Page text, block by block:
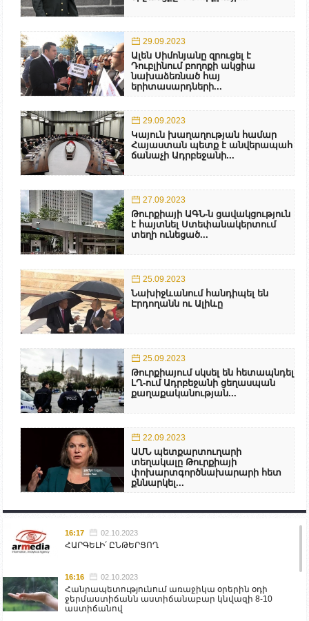
29.09.2023
Ալեն Սիմոնյանը զրուցել է
Դուբլինում բողոքի ակցիա
նախաձեռնած հայ
երիտասարդների...
29.09.2023
Կայուն խաղաղության համար
Հայաստան պետք է անվերապահ
ճանաչի Ադրբեջանի...
27.09.2023
Թուրքիայի ԱԳՆ-ն ցավակցություն
է հայտնել Ստեփանակերտում
տեղի ունեցած...
25.09.2023
Նախիջևանում հանդիպել են
Էրդողանն ու Ալիևը
25.09.2023
Թուրքիայում սկսել են հետապնդել
ԼՂ-ում Ադրբեջանի ցեղասպան
քաղաքականության...
22.09.2023
ԱՄՆ պետքարտուղարի
տեղակալը Թուրքիայի
փոխարտգործնախարարի հետ
քննարկել...
16:17 02.10.2023
ՀԱՐԳԵԼԻ՛ ԸՆԹԵՐՑՈՂ
16:16 02.10.2023
Հանրապետությունում առաջիկա օրերին օդի
ջերմաստիճանն աստիճանաբար կնվազի 8-10
աստիճանով